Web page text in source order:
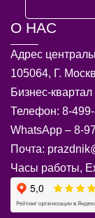
О НАС
Адрес
105064, Г.
Бизнес-
Телефон: 8-
WhatsApp – 8-
Почта:
Часы работы,